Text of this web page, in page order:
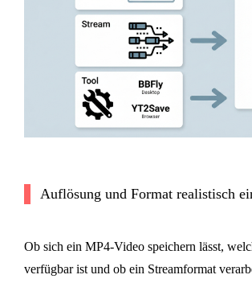
Auflösung und Format realistisch
Ob sich ein MP4-Video speichern lässt,
verfügbar ist und ob ein Streamformat